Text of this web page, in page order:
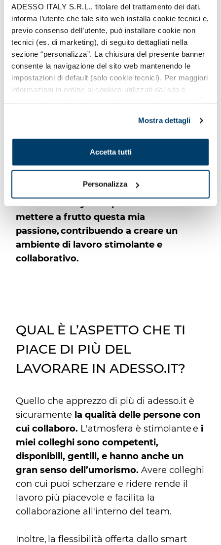
ADESSO ITALY S.R.L., titolare del trattamento dei dati,
informa l’utente che tale sito web installa cookie tecnici e,
previo consenso dell’utente, può installare cookie non
tecnici (es. di marketing), di seguito dettagliati nella
sezione “personalizza”. La chiusura del presente banner
consente la navigazione del sito web mantenendo le
impostazioni di default (solo cookie tecnici). Per maggiori
informazioni in ordine ai cookies utilizzati dal sito è
seguito mediante il pulsante presente a sinistra in basso,
della pagina web.
Mostra dettagli
Accetta tutti
Personalizza
gratificante. Ciò che mi piace del mio
ruolo è proprio questo: la possibilità di
immergermi in sfide complesse
analizzarle in dettaglio etrovare soluzioni
efficaci. L'analisi mi permette di mettere
alla prova le mie capacità, e ogni volta che
riusciamo a superare un ostacolo, provo
spiegare concetti complessi a colleghi con
condivisione delle conoscenze.
mettere a frutto questa mia
passione, contribuendo a creare un
ambiente di lavoro stimolante e
collaborativo.
QUAL È L’ASPETTO CHE TI
PIACE DI PIÙ DEL
LAVORARE IN ADESSO.IT?
Quello che apprezzo di più di adesso.it è
sicuramente la qualità delle persone con
cui collaboro. L'atmosfera è stimolante e i
miei colleghi sono competenti,
disponibili, gentili, e hanno anche un
gran senso dell’umorismo. Avere colleghi
con cui puoi scherzare e ridere rende il
lavoro più piacevole e facilita la
collaborazione all'interno del team.
Inoltre, la flessibilità offerta dallo smart